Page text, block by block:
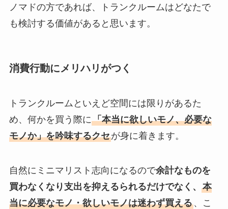
ノマドの方であれば、トランクルームはどなたで
も検討する価値があると思います。
消費行動にメリハリがつく
トランクルームといえど空間には限りがあるた
め、何かを買う際に「本当に欲しいモノ、必要な
モノか」を吟味するクセが身に着きます。
自然にミニマリスト志向になるので余計なものを
買わなくなり支出を抑えるられるだけでなく、 本
当に必要なモノ・欲しいモノは迷わず買える、こ